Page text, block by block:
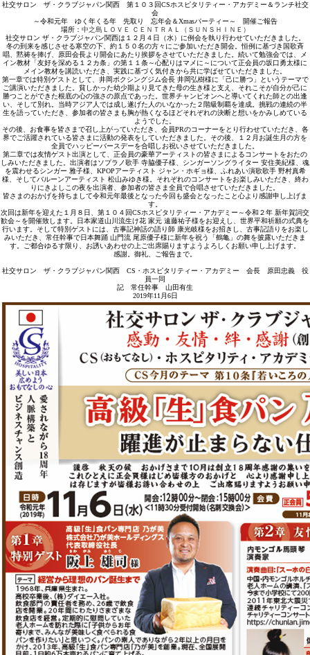
社交サロン ザ・クラブジャパン関西 第１０３回CSホスピタリティー・アカデミー＆ランチ社交
会
～令和元年 ゆく年くる年 先取り 忘年会＆Xmasパーティー～ 開催ご報告
場所： 中之島ＬＯＶＥ ＣＥＮＴＲＡＬ（ＳＵＮＳＨＩＮＥ）
社交サロン ザ・クラブジャパン関西は１２月４日（水）に例会を執り行わせていただきました。
冬の到来を感じさせる寒空の下、約１５０名の方々にご参加いただき開会。恒例に基づき国歌斉
唱、黙祷を捧げ、原田会長より開会にあたり挨拶をさせていただきました。続いて勉強会では、メ
イン教材「友好を深める１２カ条」の第１１条～心配りはマメに～について正会員の坂口勇太様に
メイン教材を講読いただき、実践に基づく気付きから共に学ばせていただきました。
第一章では特別ゲストとして、井岡ボクシングジム会長 井岡弘樹様に「己に勝つ」というテーマで
ご講演いただきました。貧しかった幼少期より見てきた母の生き様と支え、それこそが自分が己に
勝つことができた根底の心の強さの原点であった。世界チャンピオンへと導いてくれた師との出逢
い、そして別れ。当時アジア人では成し遂げた人のいなかった２階級制覇を達成。挑戦の連続の半
生を語っていただき、参加者の皆さまも胸が熱くなるほどそれぞれの決断と想いをかみしめている
ようでした。
その後、お食事を皆さまで召し上がっていただき、会員PRのコーナーをとり行わせていただき、各
界でご活躍されている皆さまに活動の発表をしていただきました。その後、１２月お誕生月の方を
全員でハッピーバースデーを合唱しお祝いさせていただきました。
第二章では友情ゲスト出演として、正会員の豪華アーティストの皆さまによるコンサートをおたの
しみいただきました。出演者はソプラノ歌手 寺脇優子様、シンガーソングライター 安住美紀様、魂
を震わせるシンガー 雅子様、KPOPアーティスト ジャン・ホギョ様、ふれあい演歌歌手 野村真希
様、そしてバルーンアーティスト 松山みゆき様。それぞれのコンサートをお楽しみいただき、終わ
りにきよしこの夜を出演者、参加者の皆さま全員で合唱させていただきました。
皆さまのおかげを持ちまして令和元年最後となった今回も盛会となったこと心より感謝申し上げま
す。
次回は新年を迎えた１月８日、第１０４回CSホスピタリティー・アカデミー～令和２年 新年賀詞交
歓会～を開催致します。日本家道山川流生け花 家元 遠藤祐子様をお迎えし、世界平和祈願の式典を
行います。そして特別ゲストには、古事記神話の語り師 康光岐様をお招きし、古事記語りをお楽し
みいただき、常任幹事で日本舞踊 山門流 尾原優子様に新年を祝う「鶴亀」の舞を披露いただきま
す。ご都合ゆるす限り、お誘いあわせの上ご出席賜りますようよろしくお願い申し上げます。
感謝。御礼、ご報告まで。
社交サロン ザ・クラブジャパン関西 CS・ホスピタリティー・アカデミー 会長 原田忠義 役
員一同
記 常任幹事 山田有生
2019年11月6日